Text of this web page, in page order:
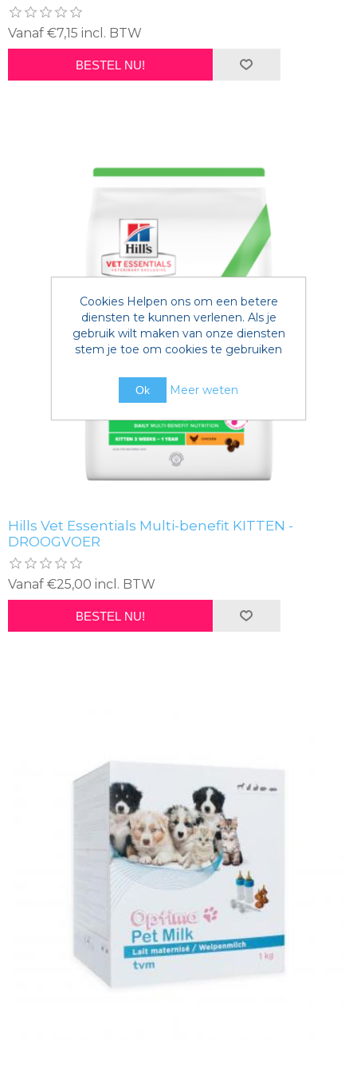
Vanaf €7,15 incl. BTW
BESTEL NU!
Hills Vet Essentials Multi-benefit KITTEN -
DROOGVOER
Vanaf €25,00 incl. BTW
BESTEL NU!
Cookies Helpen ons om een betere
diensten te kunnen verlenen. Als je
gebruik wilt maken van onze diensten
stem je toe om cookies te gebruiken
Ok Meer weten